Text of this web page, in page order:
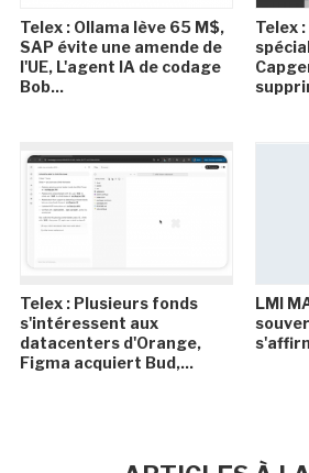
Telex : Ollama lève 65 M$,
SAP évite une amende de
l'UE, L'agent IA de codage
Bob...
Telex
Telex : Plusieurs fonds
s'intéressent aux
datacenters d'Orange,
Figma acquiert Bud,...
LMI